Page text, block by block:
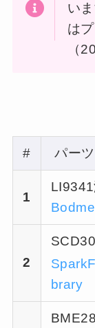
い
は
（
# パーツ
1
2
brary